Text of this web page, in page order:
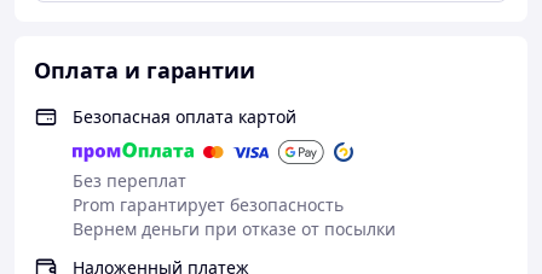
Оплата и гарантии
Безопасная оплата картой
Без переплат
Prom гарантирует безопасность
Вернем деньги при отказе от посылки
Наложенный платеж